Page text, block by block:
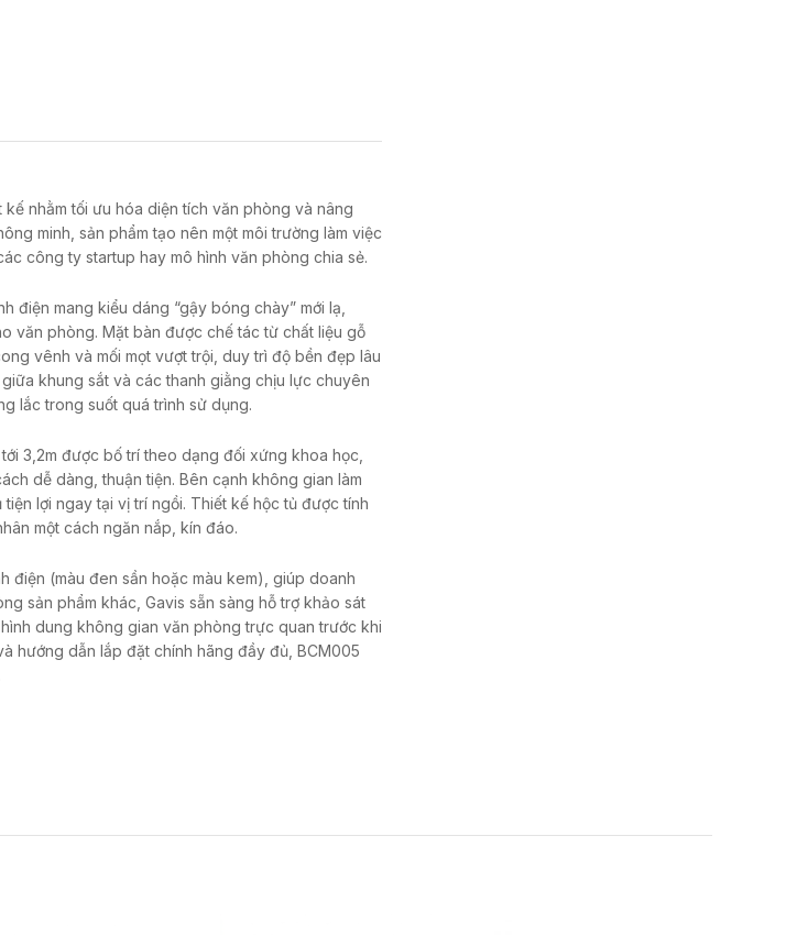
nhằm tối ưu hóa diện tích văn phòng và nâng
minh, sản phẩm tạo nên một môi trường làm việc
công ty startup hay mô hình văn phòng chia sẻ.
điện mang kiểu dáng “gậy bóng chày” mới lạ,
văn phòng. Mặt bàn được chế tác từ chất liệu gỗ
vênh và mối mọt vượt trội, duy trì độ bền đẹp lâu
khung sắt và các thanh giằng chịu lực chuyên
lắc trong suốt quá trình sử dụng.
3,2m được bố trí theo dạng đối xứng khoa học,
dễ dàng, thuận tiện. Bên cạnh không gian làm
lợi ngay tại vị trí ngồi. Thiết kế hộc tủ được tính
một cách ngăn nắp, kín đáo.
điện (màu đen sần hoặc màu kem), giúp doanh
sản phẩm khác, Gavis sẵn sàng hỗ trợ khảo sát
dung không gian văn phòng trực quan trước khi
hướng dẫn lắp đặt chính hãng đầy đủ, BCM005